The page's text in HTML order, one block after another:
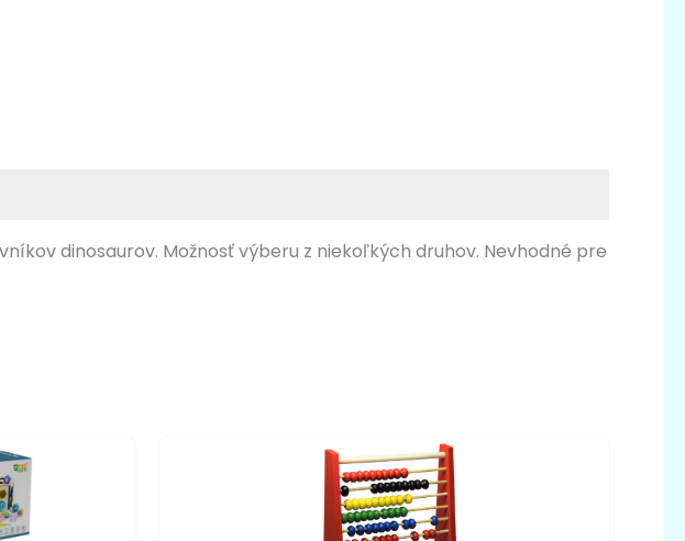
dinosaurov. Možnosť výberu z niekoľkých druhov. Nevhodné pre